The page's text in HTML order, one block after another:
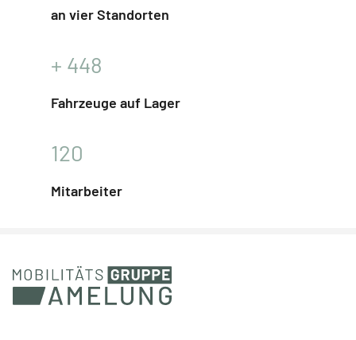
an vier Standorten
+ 448
Fahrzeuge auf Lager
120
Mitarbeiter